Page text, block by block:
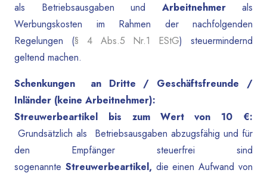
als Betriebsausgaben und Arbeitnehmer als
Werbungskosten im Rahmen der nachfolgenden
Regelungen (§ 4 Abs.5 Nr.1 EStG) steuermindernd
geltend machen.
Schenkungen an Dritte / Geschäftsfreunde /
Inländer (keine Arbeitnehmer):
Streuwerbeartikel bis zum Wert von 10 €:
Grundsätzlich als Betriebsausgaben abzugsfähig und für
den Empfänger steuerfrei sind
sogenannte Streuwerbeartikel, die einen Aufwand von